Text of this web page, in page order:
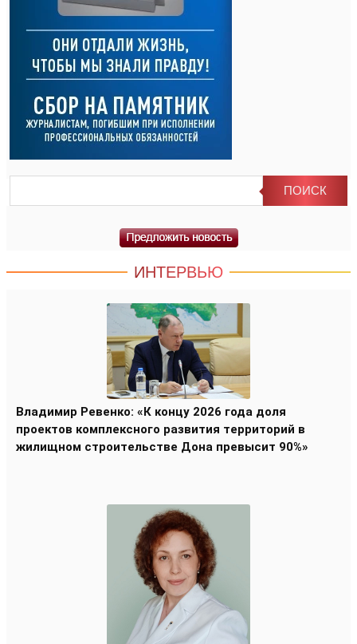
ИНТЕРВЬЮ
Владимир Ревенко: «К концу 2026 года доля
проектов комплексного развития территорий в
жилищном строительстве Дона превысит 90%»